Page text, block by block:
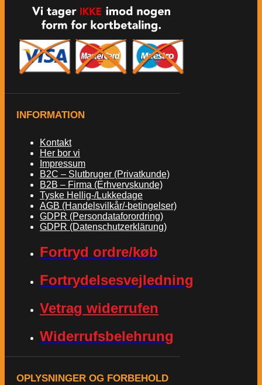
INFORMATION
Kontakt
Her bor vi
Impressum
B2C – Slutbruger (Privatkunde)
B2B – Firma (Erhvervskunde)
Tyske Hellig-/Lukkedage
AGB (Handelsvilkår/-betingelser)
GDPR (Persondataforordring)
GDPR (Datenschutzerklärung)
Fortryd ordre/køb
Fortrydelsesvejledning
Vetrag widerrufen
Widerrufsbelehrung
OPLYSNINGER OG FORBEHOLD